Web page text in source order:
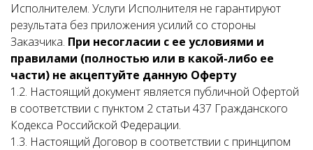
Исполнителем. Услуги Исполнителя не гарантируют
результата без приложения усилий со стороны
Заказчика. При несогласии с ее условиями и
правилами (полностью или в какой-либо ее
части) не акцептуйте данную Оферту
1.2. Настоящий документ является публичной Офертой
в соответствии с пунктом 2 статьи 437 Гражданского
Кодекса Российской Федерации.
1.3. Настоящий Договор в соответствии с принципом